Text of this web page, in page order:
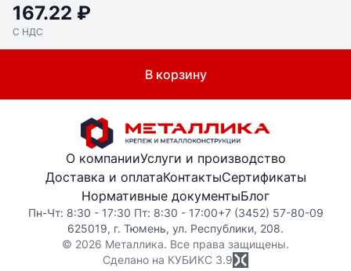
167.22 ₽
С НДС
В корзину
О компанииУслуги и производство
Доставка и оплатаКонтактыСертификаты
Нормативные документыБлог
Пн-Чт: 8:30 - 17:30 Пт: 8:30 - 17:00+7 (3452) 57-80-09
625019, г. Тюмень, ул. Республики, 208.
© 2026 Металлика. Все права защищены.
Сделано на КУБИКС 3.9